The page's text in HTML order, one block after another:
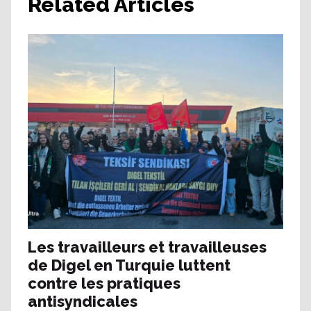
Les travailleurs et travailleuses
de Digel en Turquie luttent
contre les pratiques
antisyndicales